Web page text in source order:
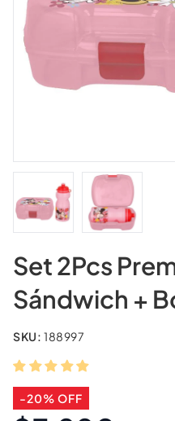
Set 2Pcs
Sándwich +
SKU: 188997
-20% OFF